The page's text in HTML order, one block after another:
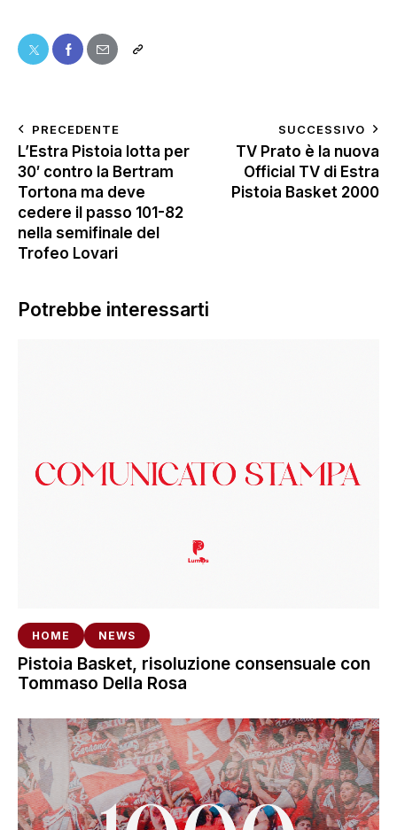
PRECEDENTE
L’Estra Pistoia lotta per
30′ contro la Bertram
Tortona ma deve
cedere il passo 101-82
nella semifinale del
Trofeo Lovari
SUCCESSIVO
TV Prato è la nuova
Official TV di Estra
Pistoia Basket 2000
Potrebbe interessarti
HOME NEWS
Pistoia Basket, risoluzione consensuale con
Tommaso Della Rosa